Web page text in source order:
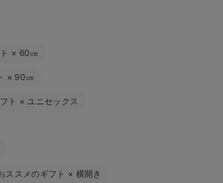
× 60㎝
× 90㎝
ト ×ユニセックス
ススメのギフト × 横開き